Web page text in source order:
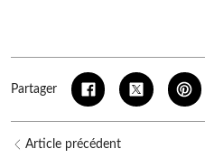
Partager
Article précédent